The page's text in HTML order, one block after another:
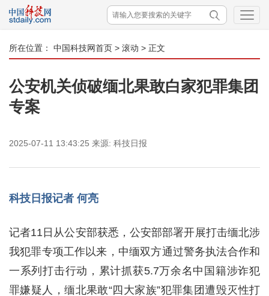
所在位置： 中国科技网首页 > 滚动 > 正文
公安机关侦破缅北果敢白家犯罪集团
专案
2025-07-11 13:43:25 来源: 科技日报
科技日报记者 何亮
记者11日从公安部获悉，公安部部署开展打击缅北涉
我犯罪专项工作以来，中缅双方通过警务执法合作和
一系列打击行动，累计抓获5.7万余名中国籍涉诈犯
罪嫌疑人，缅北果敢“四大家族”犯罪集团遭毁灭性打